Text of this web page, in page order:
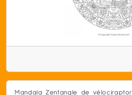
Mandala Zentangle de vélociraptor